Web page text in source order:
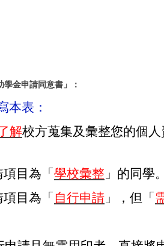
金申請同意書」：
本表：
解校方蒐集及彙整您的個
項目為「 學校彙整 」的同學。
項目為「 自行申請 」，但「